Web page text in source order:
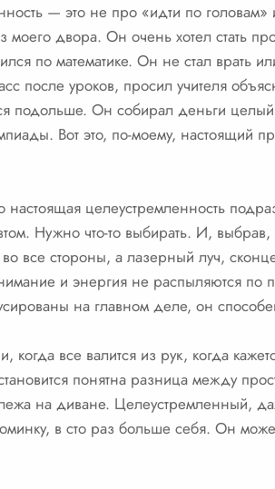
— это не про «идти по головам»
двора. Он очень хотел стать
по математике. Он не стал врать
после уроков, просил учителя
подольше. Он собирал деньги
Вот это, по-моему, настоящий
целеустремленность
Нужно что-то выбирать. И, выбрав,
все стороны, а лазерный луч,
и энергия не распыляются по
на главном деле, он
все валится из рук, когда
понятна разница между
на диване. Целеустремленный,
в сто раз больше себя. Он